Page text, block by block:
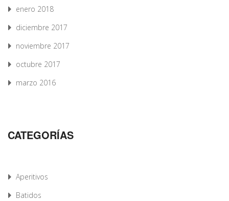
enero 2018
diciembre 2017
noviembre 2017
octubre 2017
marzo 2016
CATEGORÍAS
Aperitivos
Batidos